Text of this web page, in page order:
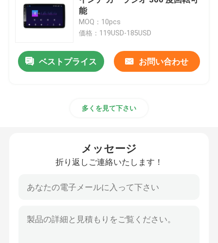
マツダ車のステレオ
普遍的な車のステレオ
車のビデオ インターフェイス
能
MOQ：10pcs
価格：119USD-185USD
ベストプライス お問い合わせ
多くを見て下さい
メッセージ
折り返しご連絡いたします！